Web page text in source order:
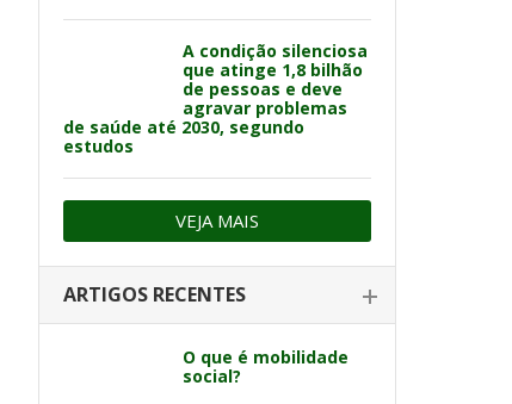
A condição silenciosa
que atinge 1,8 bilhão
de pessoas e deve
agravar problemas
de saúde até 2030, segundo
estudos
VEJA MAIS
ARTIGOS RECENTES
O que é mobilidade
social?